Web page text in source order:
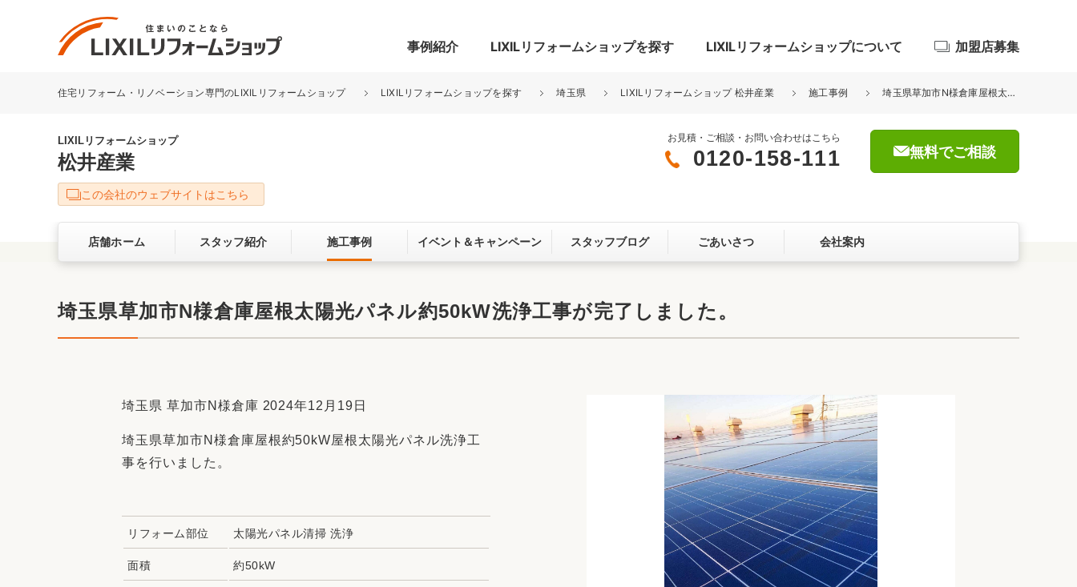
事例紹介
リフォーム事例を探す
キッチン
洗面化粧室 トイレ 玄関まわり 門まわり 屋根・外壁
ベランダ・バルコニー ガーデンスペース カースペース
お客さまの声 3Dシミュレーション
LIXILリフォームショップを探す LIXILリフォームショップについて
LIXILリフォームショップについて
サービス向上・品質改善の取り組み お客さま満足度アンケート
ここちいい暮らしをつくる、価値・性能向上
リフォームアクセル
中古物件探しから性能向上リフォームをワン
ストップ
加盟店募集
住宅リフォーム・リノベーション専門のLIXILリフォームショップ LIXILリフォームショップを探す 埼玉県 LIXILリフォームショップ 松井産業 施工事例 埼玉県草加市N様倉庫屋根太陽光パネル約50kW洗浄工事が完了しました。
LIXILリフォームショップ
松井産業
お見積・ご相談・お問い合わせはこちら
0120-158-111 無料でご相談
この会社のウェブサイトはこちら
店舗ホーム スタッフ紹介 施工事例 イベント＆キャンペーン スタッフブログ ごあいさつ 会社案内
埼玉県草加市N様倉庫屋根太陽光パネル約50kW洗浄工事が完了しました。
埼玉県 草加市N様倉庫 2024年12月19日
埼玉県草加市N様倉庫屋根約50kW屋根太陽光パネル洗浄工
事を行いました。
リフォーム部位 太陽光パネル清掃 洗浄
面積 約50kW